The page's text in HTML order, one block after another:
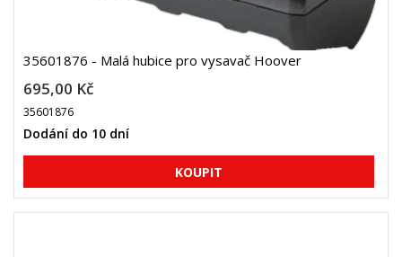
35601876 - Malá hubice pro vysavač Hoover
695,00 Kč
35601876
Dodání do 10 dní